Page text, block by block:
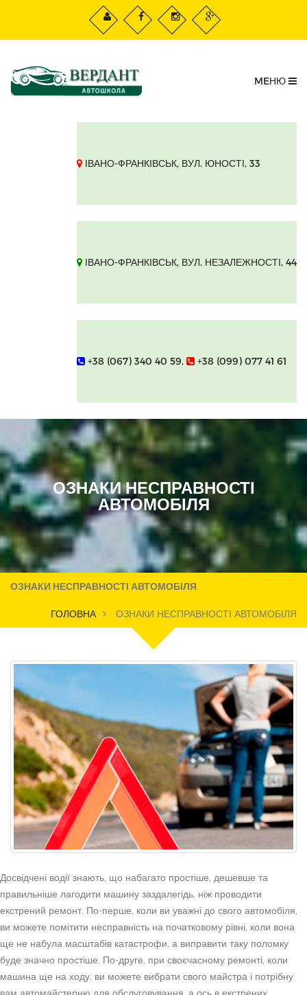
MEНЮ
ІВАНО-ФРАНКІВСЬК, ВУЛ. ЮНОСТІ, 33
ІВАНО-ФРАНКІВСЬК, ВУЛ. НЕЗАЛЕЖНОСТІ, 44
+38 (067) 340 40 59, +38 (099) 077 41 61
ОЗНАКИ НЕСПРАВНОСТІ
АВТОМОБІЛЯ
ОЗНАКИ НЕСПРАВНОСТІ АВТОМОБІЛЯ
ГОЛОВНА ОЗНАКИ НЕСПРАВНОСТІ АВТОМОБІЛЯ
Досвідчені водії знають, що набагато простіше, дешевше та
правильніше лагодити машину заздалегідь, ніж проводити
екстрений ремонт. По-перше, коли ви уважні до свого автомобіля,
ви можете помітити несправність на початковому рівні, коли вона
ще не набула масштабів катастрофи, а виправити таку поломку
буде значно простіше. По-друге, при своєчасному ремонті, коли
машина ще на ходу, ви можете вибрати свого майстра і потрібну